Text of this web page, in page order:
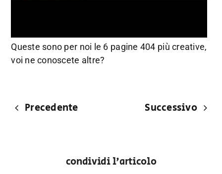
Queste sono per noi le 6 pagine 404 più creative,
voi ne conoscete altre?
Precedente Successivo
condividi l'articolo